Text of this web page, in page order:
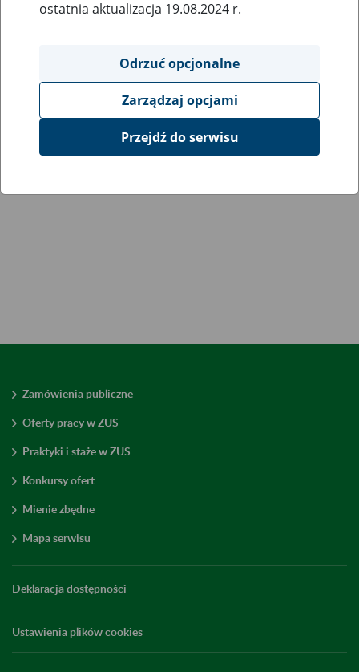
Zamówienia publiczne
Oferty pracy w ZUS
Praktyki i staże w ZUS
Konkursy ofert
Mienie zbędne
Mapa serwisu
Deklaracja dostępności
Ustawienia plików cookies
ostatnia aktualizacja 19.08.2024 r.
Odrzuć opcjonalne
Zarządzaj opcjami
Przejdź do serwisu